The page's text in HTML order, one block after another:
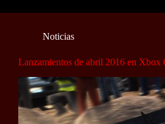
Noticias
Lanzamientos de abril 2016 en Xbox